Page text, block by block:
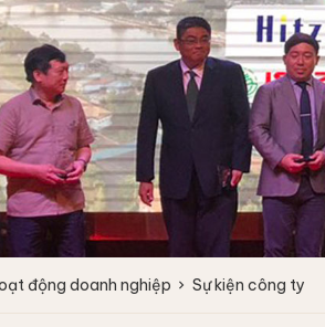
sử hình thành
nhìn - Sứ mệnh
trị cốt lõi
vực kinh doanh
sao chọn chúng tôi
nghiệp
tốc độ cao
tốc độ trung bình
nghiệp
tốc độ cao
(MÁY GIẶT BỆNH
Máy giặt y tế 2 cửa
Máy giặt y tế 2 cửa
động doanh nghiệp Sự kiện công ty